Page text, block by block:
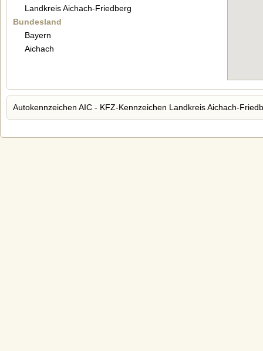
Landkreis Aichach-Friedberg
Bundesland
Bayern
Aichach
Autokennzeichen AIC - KFZ-Kennzeichen Landkreis Aichach-